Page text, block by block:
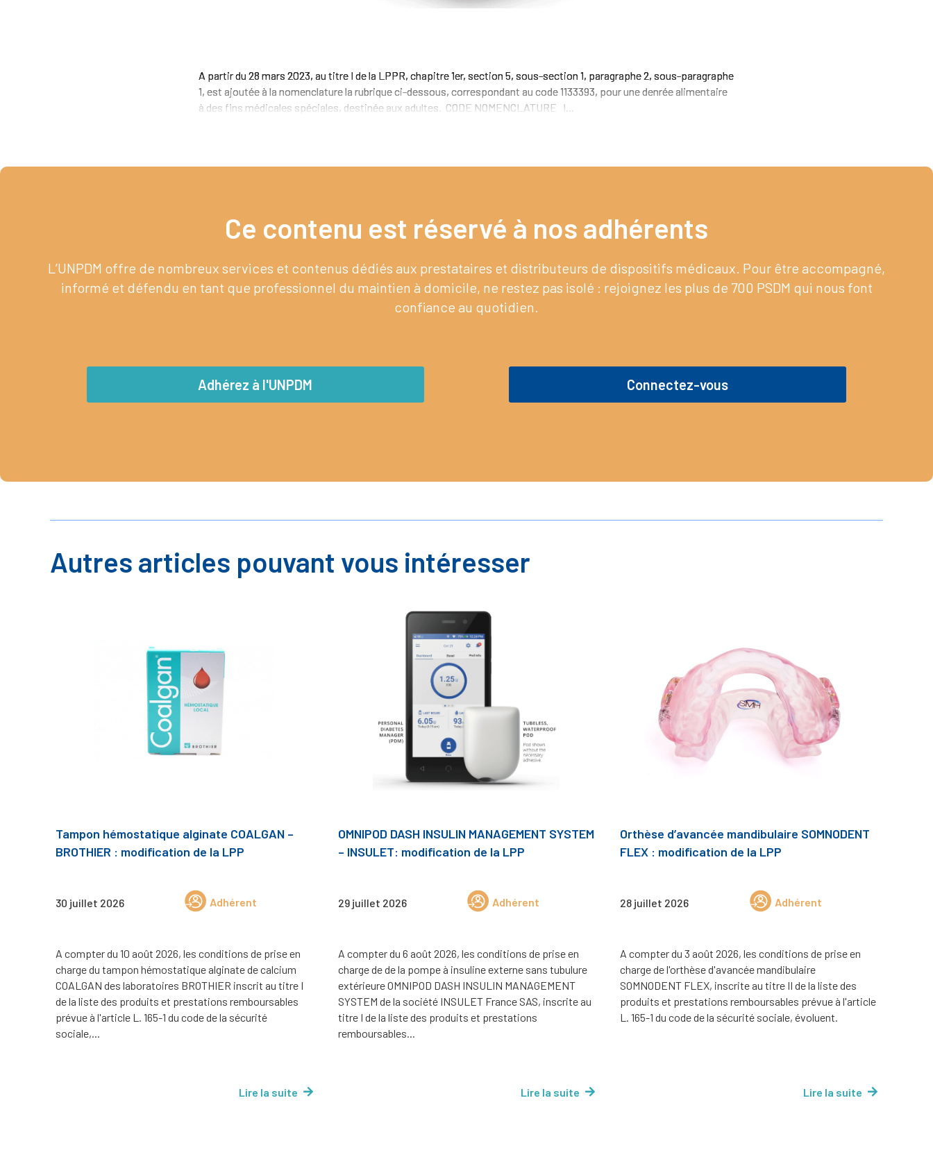
A partir du 28 mars 2023, au titre I de la LPPR, chapitre 1er, section 5, sous-section 1, paragraphe 2, sous-paragraphe
1, est ajoutée à la nomenclature la rubrique ci-dessous, correspondant au code 1133393, pour une denrée alimentaire
à des fins médicales spéciales, destinée aux adultes. CODE NOMENCLATURE I...
Ce contenu est réservé à nos adhérents​
L’UNPDM offre de nombreux services et contenus dédiés aux prestataires et distributeurs de dispositifs médicaux. Pour être accompagné,
informé et défendu en tant que professionnel du maintien à domicile, ne restez pas isolé : rejoignez les plus de 700 PSDM qui nous font
confiance au quotidien.
Adhérez à l'UNPDM Connectez-vous
Autres articles pouvant vous intéresser
Tampon hémostatique alginate COALGAN –
BROTHIER : modification de la LPP
30 juillet 2026 Adhérent
A compter du 10 août 2026, les conditions de prise en
charge du tampon hémostatique alginate de calcium
COALGAN des laboratoires BROTHIER inscrit au titre I
de la liste des produits et prestations remboursables
prévue à l'article L. 165-1 du code de la sécurité
sociale,...
Lire la suite
OMNIPOD DASH INSULIN MANAGEMENT SYSTEM
– INSULET: modification de la LPP
29 juillet 2026 Adhérent
A compter du 6 août 2026, les conditions de prise en
charge de de la pompe à insuline externe sans tubulure
extérieure OMNIPOD DASH INSULIN MANAGEMENT
SYSTEM de la société INSULET France SAS, inscrite au
titre I de la liste des produits et prestations
remboursables...
Lire la suite
Orthèse d’avancée mandibulaire SOMNODENT
FLEX : modification de la LPP
28 juillet 2026 Adhérent
A compter du 3 août 2026, les conditions de prise en
charge de l'orthèse d'avancée mandibulaire
SOMNODENT FLEX, inscrite au titre II de la liste des
produits et prestations remboursables prévue à l'article
L. 165-1 du code de la sécurité sociale, évoluent.
Lire la suite